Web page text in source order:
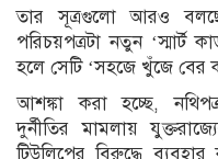
তার সূত্রগুলো আরও
পরিচয়পত্রটা নতুন ‘স্মার্ট
হলে সেটি ‘সহজে খুঁজে বের
আশঙ্কা করা হচ্ছে,
দুর্নীতির মামলায়
টিউলিপের বিরুদ্ধে